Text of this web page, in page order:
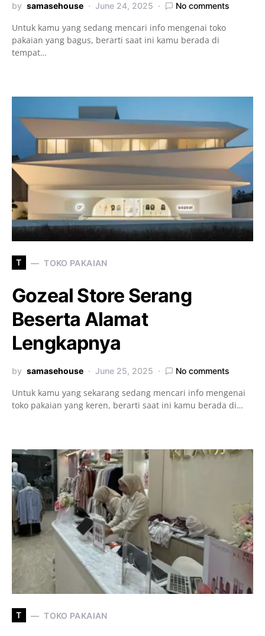
by samasehouse June 24, 2025 No comments
Untuk kamu yang sedang mencari info mengenai toko
pakaian yang bagus, berarti saat ini kamu berada di
tempat…
T TOKO PAKAIAN
Gozeal Store Serang
Beserta Alamat
Lengkapnya
by samasehouse June 25, 2025 No comments
Untuk kamu yang sekarang sedang mencari info mengenai
toko pakaian yang keren, berarti saat ini kamu berada di…
T TOKO PAKAIAN